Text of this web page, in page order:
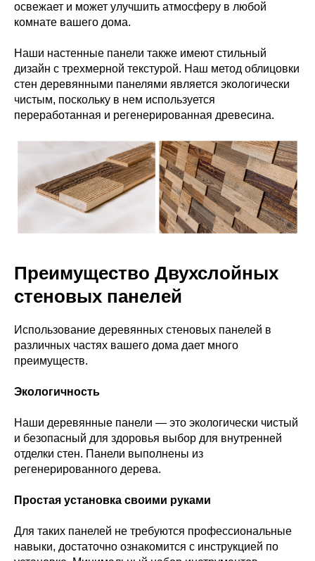
освежает и может улучшить атмосферу в любой
комнате вашего дома.
Наши настенные панели также имеют стильный
дизайн с трехмерной текстурой. Наш метод облицовки
стен деревянными панелями является экологически
чистым, поскольку в нем используется
переработанная и регенерированная древесина.
Преимущество Двухслойных
стеновых панелей
Использование деревянных стеновых панелей в
различных частях вашего дома дает много
преимуществ.
Экологичность
Наши деревянные панели — это экологически чистый
и безопасный для здоровья выбор для внутренней
отделки стен. Панели выполнены из
регенерированного дерева.
Простая установка своими руками
Для таких панелей не требуются профессиональные
навыки, достаточно ознакомится с инструкцией по